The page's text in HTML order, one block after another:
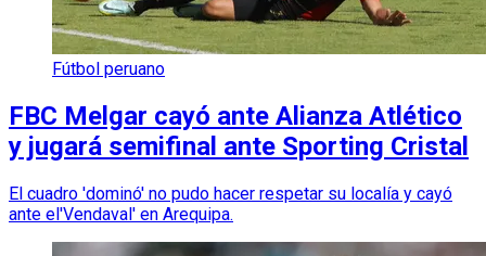
Fútbol peruano
FBC Melgar cayó ante Alianza Atlético
y jugará semifinal ante Sporting Cristal
El cuadro 'dominó' no pudo hacer respetar su localía y cayó
ante el'Vendaval' en Arequipa.